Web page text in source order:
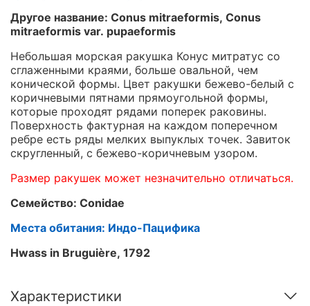
Другое название: Conus mitraeformis, Conus
mitraeformis var. pupaeformis
Небольшая морская ракушка Конус митратус со
сглаженными краями, больше овальной, чем
конической формы. Цвет ракушки бежево-белый с
коричневыми пятнами прямоугольной формы,
которые проходят рядами поперек раковины.
Поверхность фактурная на каждом поперечном
ребре есть ряды мелких выпуклых точек. Завиток
скругленный, с бежево-коричневым узором.
Размер ракушек может незначительно отличаться.
Семейство: Conidae
Места обитания: Индо-Пацифика
Hwass in Bruguière, 1792
Характеристики